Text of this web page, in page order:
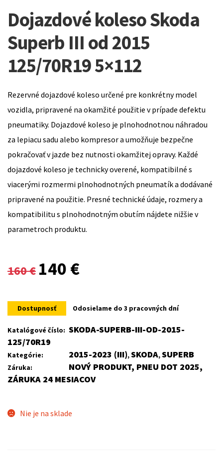
Dojazdové koleso Skoda
Superb III od 2015
125/70R19 5×112
Rezervné dojazdové koleso určené pre konkrétny model
vozidla, pripravené na okamžité použitie v prípade defektu
pneumatiky. Dojazdové koleso je plnohodnotnou náhradou
za lepiacu sadu alebo kompresor a umožňuje bezpečne
pokračovať v jazde bez nutnosti okamžitej opravy. Každé
dojazdové koleso je technicky overené, kompatibilné s
viacerými rozmermi plnohodnotných pneumatík a dodávané
pripravené na použitie. Presné technické údaje, rozmery a
kompatibilitu s plnohodnotným obutím nájdete nižšie v
parametroch produktu.
160€
Original
was:
160 €.
140 €
is:
140 €.
Dostupnosť Odosielame do 3 pracovných dní
Katalógové číslo: SKODA-SUPERB-III-OD-2015-
125/70R19
Kategórie: 2015-2023 (III),SKODA,SUPERB
Záruka:
NOVÝ PRODUKT, PNEU DOT 2025,
ZÁRUKA 24 MESIACOV
Nie je na sklade